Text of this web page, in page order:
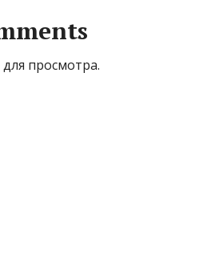
просмотра.